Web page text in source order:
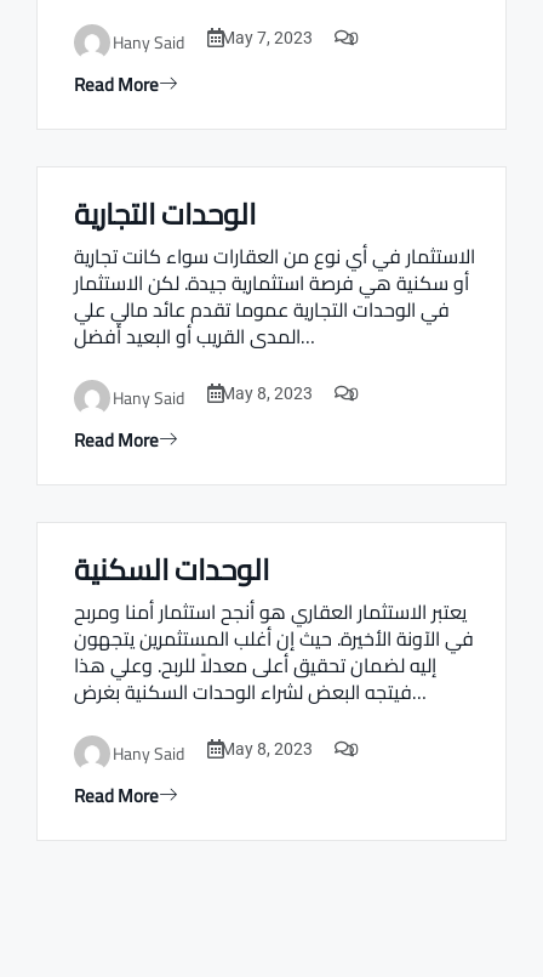
Hany Said May 7, 2023 0
Read More
Real estate Estate ville
الوحدات التجارية
الاستثمار في أي نوع من العقارات سواء كانت تجارية
أو سكنية هي فرصة استثمارية جيدة. لكن الاستثمار
في الوحدات التجارية عموما تقدم عائد مالي علي
المدى القريب أو البعيد أفضل…
Hany Said May 8, 2023 0
Read More
Real estate Estate ville
الوحدات السكنية
يعتبر الاستثمار العقاري هو أنجح استثمار أمنا ومربح
في الآونة الأخيرة. حيث إن أغلب المستثمرين يتجهون
إليه لضمان تحقيق أعلى معدلاً للربح. وعلي هذا
فيتجه البعض لشراء الوحدات السكنية بغرض…
Hany Said May 8, 2023 0
Read More